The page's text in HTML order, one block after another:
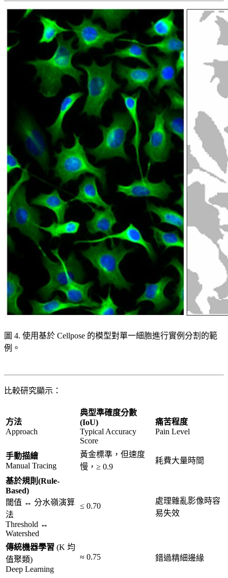
圖 4. 使用基於 Cellpose 的模型對單一細胞進行實例分割的範
例。
比較研究顯示：
方法
Approach
典型準確度分數
(IoU)
Typical Accuracy
Score
痛苦程度
Pain Level
手動描繪
Manual Tracing
黃金標準，但速度
慢，≥ 0.9
耗費大量時間
基於規則(Rule-
Based)
閾值 ↔ 分水嶺演算
法
Threshold ↔
Watershed
≤ 0.70
處理雜亂影像時容
易失效
傳統機器學習 (K 均
值聚類)
Deep Learning
≈ 0.75 錯過精細邊緣